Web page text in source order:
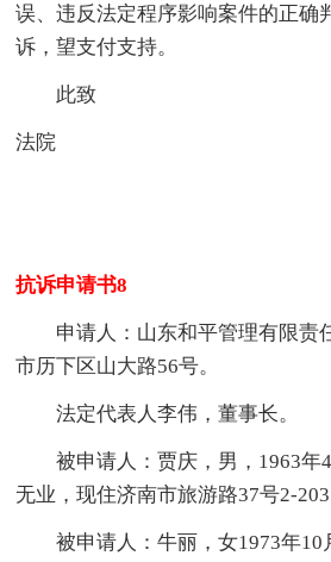
误、违反法定程序影响案件的正确
诉，望支付支持。
此致
法院
抗诉申请书8
申请人：山东和平管理有限责
市历下区山大路56号。
法定代表人李伟，董事长。
被申请人：贾庆，男，1963年4
无业，现住济南市旅游路37号2-203
被申请人：牛丽，女1973年10